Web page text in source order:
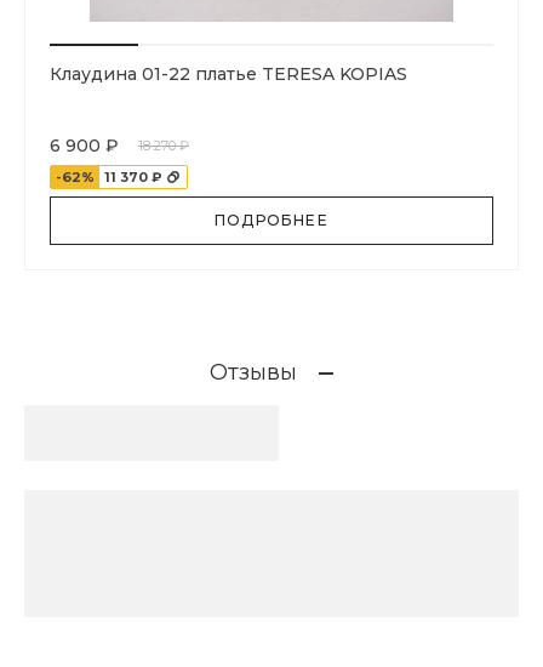
Клаудина 01-22 платье TERESA KOPIAS
6 900 ₽
18 270 ₽
-62%
11 370 ₽
ПОДРОБНЕЕ
Отзывы